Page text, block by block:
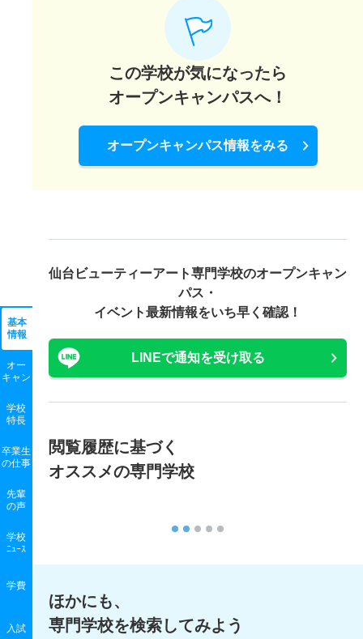
基本
情報
オー
キャン
学校
特長
卒業生
の仕事
先輩
の声
学校
ﾆｭｰｽ
学費
入試
この学校が気になったら
オープンキャンパスへ！
オープンキャンパス情報をみる
仙台ビューティーアート専門学校のオープンキャン
パス・
イベント最新情報をいち早く確認！
LINEで通知を受け取る
閲覧履歴に基づく
オススメの専門学校
ほかにも、
専門学校を検索してみよう